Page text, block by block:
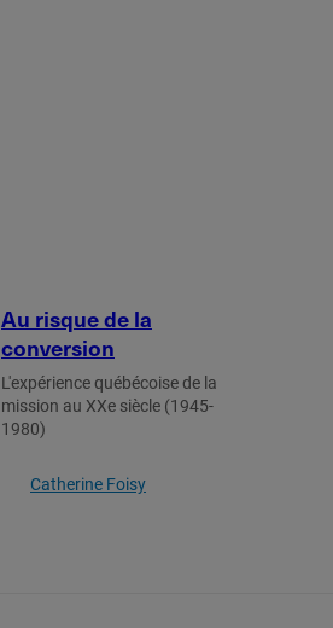
Au risque de la
conversion
L'expérience québécoise de la
mission au XXe siècle (1945-
1980)
Catherine Foisy